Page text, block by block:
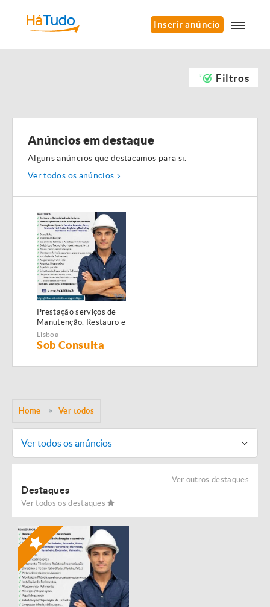
Inserir anúncio
Filtros
Anúncios em destaque
Alguns anúncios que destacamos para si.
Ver todos os anúncios
Prestação serviços de
Manutenção, Restauro e
Remodelação de
imóveis!
Lisboa
Sob Consulta
Home Ver todos
Ver todos os anúncios
Ver outros destaques
Destaques
Ver todos os destaques